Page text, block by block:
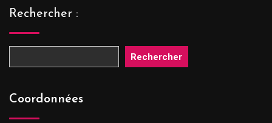
Rechercher :
Rechercher
Coordonnées